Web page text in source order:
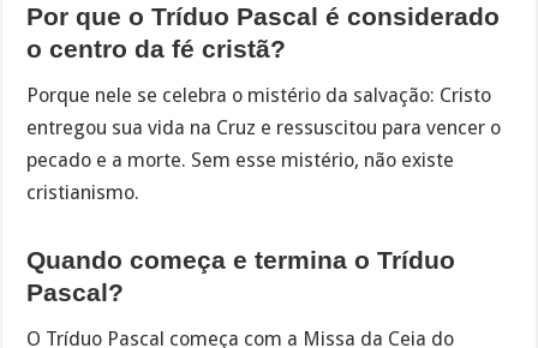
Por que o Tríduo Pascal é considerado
o centro da fé cristã?
Porque nele se celebra o mistério da salvação: Cristo
entregou sua vida na Cruz e ressuscitou para vencer o
pecado e a morte. Sem esse mistério, não existe
cristianismo.
Quando começa e termina o Tríduo
Pascal?
O Tríduo Pascal começa com a Missa da Ceia do